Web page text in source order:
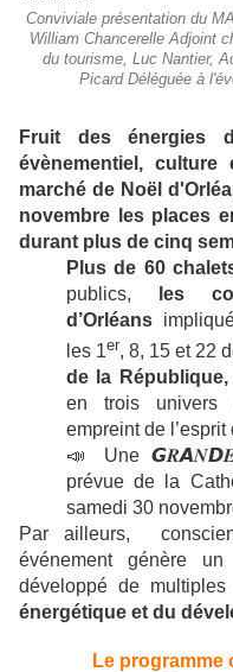
Conviviale présentation du
William Chancerelle Adjoint
du tourisme, Luc Nantier,
Picard Déléguée à
Fruit des énergies
évènementiel,
marché de Noël
novembre les places
durant plus de cinq
Plus de 60
publics,
les
d’Orléans
les 1er, 8, 15 et 22
de la
en trois univers
empreint de l’esprit
📣 Une
prévue de la
samedi 30
Par ailleurs,
événement génère
développé de
énergétique et du
Le programme